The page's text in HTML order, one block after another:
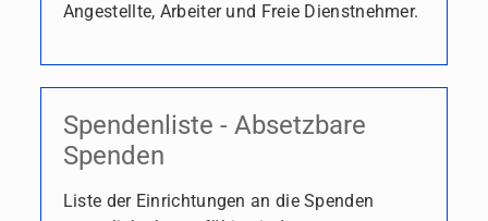
Angestellte, Arbeiter und Freie Dienstnehmer.
Spendenliste - Absetzbare
Spenden
Liste der Einrichtungen an die Spenden